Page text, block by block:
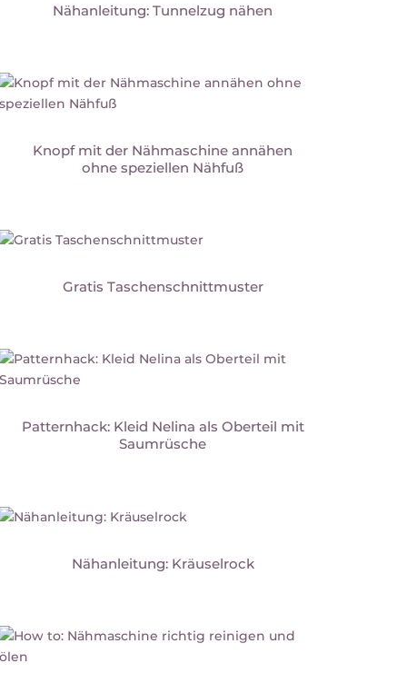
Nähanleitung: Tunnelzug nähen
Knopf mit der Nähmaschine annähen
ohne speziellen Nähfuß
Gratis Taschenschnittmuster
Patternhack: Kleid Nelina als Oberteil mit
Saumrüsche
Nähanleitung: Kräuselrock